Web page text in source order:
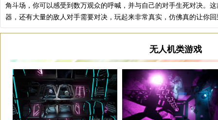
角斗场，你可以感受到数万观众的呼喊，并与自己的对手生死对决。
器，还有大量的敌人对手需要对决，玩起来非常真实，仿佛真的让你
无人机类游戏